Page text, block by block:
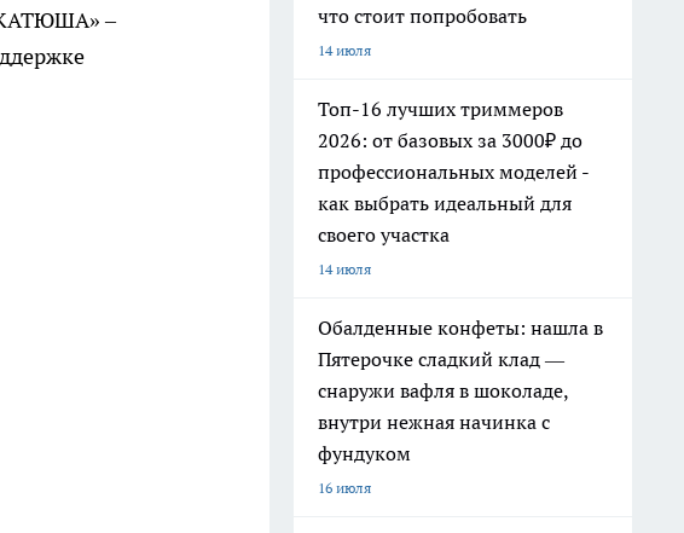
–
что стоит попробовать
14 июля
Топ-16 лучших триммеров
2026: от базовых за 3000₽ до
профессиональных моделей -
как выбрать идеальный для
своего участка
14 июля
Обалденные конфеты: нашла в
Пятерочке сладкий клад —
снаружи вафля в шоколаде,
внутри нежная начинка с
фундуком
16 июля